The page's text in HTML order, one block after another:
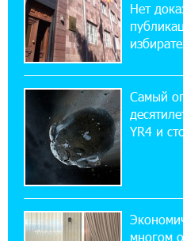
Ucom открылся
в Арарате
Никогда
независимого
Карапетян
17:52:29 25-07-2026
обратился к
содействовать освобождению
осужденных в Азербайджане
Нет
Самый
YR4 и
многом